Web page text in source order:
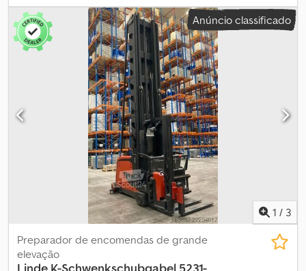
620 Ah, tensão da bateria:24 V, largura do suporte de garfos:520
mm, comprimento do garfo:1 150 mm, peso em vazio:1 175 kg,
comprimento total:2 600 mm , largura total:790 mm
eletricidade
, - Aquamatic a bateria - Ficha de veículo MRC 160A -
Troca lateral de bateria com roletes - Dimensão dos garfos 520 -
1150 mm, 520 / 1150 / 188 mm - Grade protetora da carga: 1200 mm
acima do solo - Limitador de velocidade: 12 km/h - Coluna de
direção ajustável em altura - Controle de acesso: chave de
ignição - Barra de proteção para os pés na frente - Posto de
trabalho totalmente suspenso - Almofada para os joelhos - Chassi
intercambiável - Deslocamento gradual somente para frente -
Troca lateral - 4PzS - alto - Preparação para baterias de gel
Crodezifwwspfx Ah Rjf - Grade protetora de carga - h=1200 mm -
Direção ajustável em altura - Roda de apoio simples - LSP 0.6
Anúncio classificado
1 / 3
Preparador de encomendas de grande
elevação